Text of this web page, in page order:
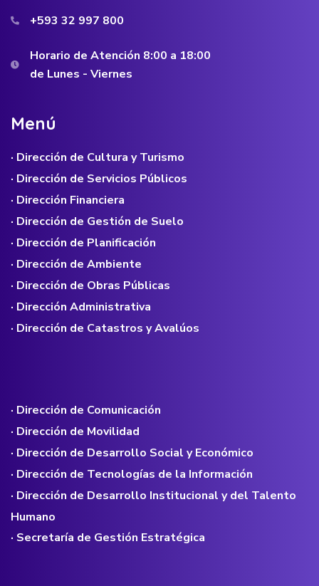
+593 32 997 800
Horario de Atención 8:00 a 18:00
de Lunes - Viernes
Menú
· Dirección de Cultura y Turismo
· Dirección de Servicios Públicos
· Dirección Financiera
· Dirección de Gestión de Suelo
· Dirección de Planificación
· Dirección de Ambiente
· Dirección de Obras Públicas
· Dirección Administrativa
· Dirección de Catastros y Avalúos
· Dirección de Comunicación
· Dirección de Movilidad
· Dirección de Desarrollo Social y Económico
· Dirección de Tecnologías de la Información
· Dirección de Desarrollo Institucional y del Talento
Humano
· Secretaría de Gestión Estratégica